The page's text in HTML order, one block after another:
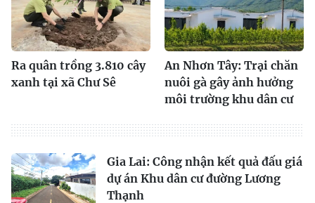
Ra quân trồng 3.810 cây
xanh tại xã Chư Sê
An Nhơn Tây: Trại chăn
nuôi gà gây ảnh hưởng
môi trường khu dân cư
Gia Lai: Công nhận kết quả đấu giá
dự án Khu dân cư đường Lương
Thạnh